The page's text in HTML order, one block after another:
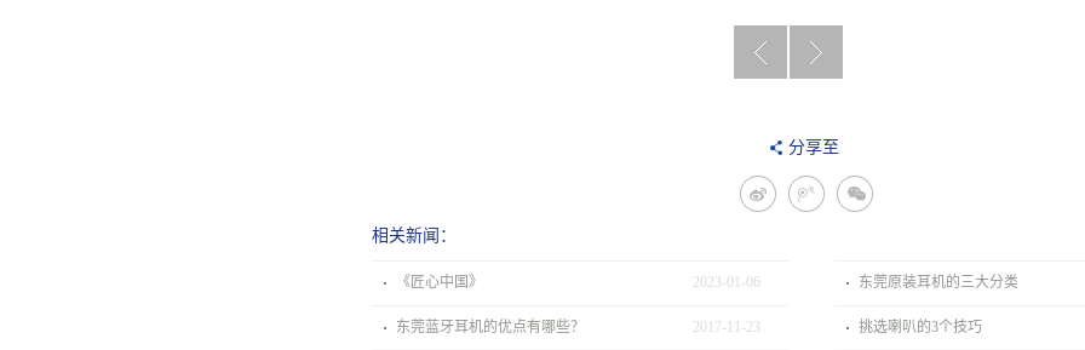
引人深
思的品
控，魅
不知道
就要被
分享至
相关新闻：
《匠心中国》 2023 - 01 - 06 东莞原装耳机的三大分类
东莞蓝牙耳机的优点有哪些？ 2017- -23 挑选喇叭的3个技巧